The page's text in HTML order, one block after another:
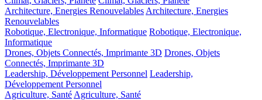
Architecture, Energies Renouvelables Architecture, Energies
Renouvelables
Robotique, Electronique, Informatique Robotique, Electronique,
Informatique
Drones, Objets Connectés, Imprimante 3D Drones, Objets
Connectés, Imprimante 3D
Leadership, Développement Personnel Leadership,
Développement Personnel
Agriculture, Santé Agriculture, Santé